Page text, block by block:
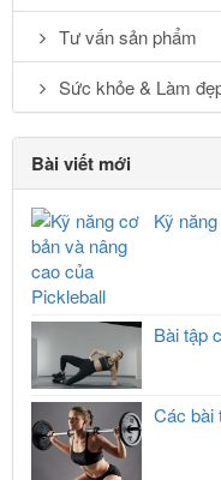
Tư vấn sản phẩm
Sức khỏe & Làm
Bài viết mới
Kỹ
Bài tập
Các bài